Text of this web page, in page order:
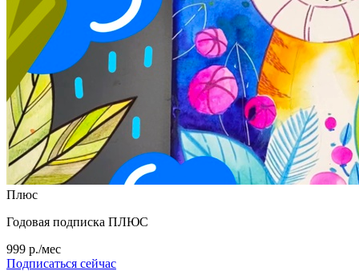
Плюс
Годовая подписка ПЛЮС
999 р./мес
Подписаться сейчас